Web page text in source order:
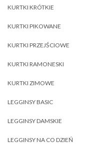
KURTKI KRÓTKIE
KURTKI PIKOWANE
KURTKI PRZEJŚCIOWE
KURTKI RAMONESKI
KURTKI ZIMOWE
LEGGINSY BASIC
LEGGINSY DAMSKIE
LEGGINSY NA CO DZIEŃ